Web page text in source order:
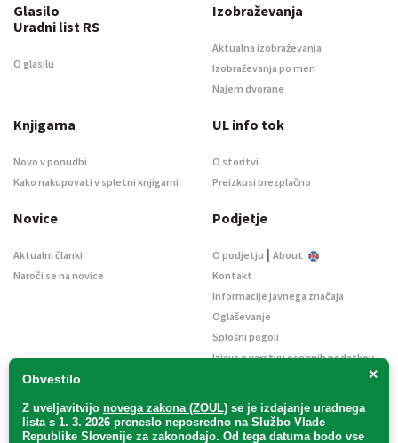
×
Obvestilo
Z uveljavitvijo novega zakona (ZOUL) se je izdajanje uradnega
lista s 1. 3. 2026 preneslo neposredno na Službo Vlade
Republike Slovenije za zakonodajo. Od tega datuma bodo vse
Glasilo
Uradni list RS
O glasilu
Izobraževanja
Aktualna izobraževanja
Izobraževanja po meri
Najem dvorane
Knjigarna
Novo v ponudbi
Kako nakupovati v spletni knjigarni
UL info tok
O storitvi
Preizkusi brezplačno
Novice
Aktualni članki
Naroči se na novice
Podjetje
O podjetju | About
Kontakt
Informacije javnega značaja
Oglaševanje
Splošni pogoji
Izjava o varstvu osebnih podatkov